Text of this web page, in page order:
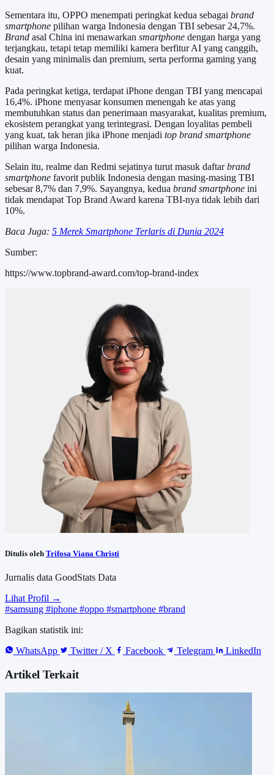
Sementara itu, OPPO menempati peringkat kedua sebagai brand
smartphone pilihan warga Indonesia dengan TBI sebesar 24,7%.
Brand asal China ini menawarkan smartphone dengan harga yang
terjangkau, tetapi tetap memiliki kamera berfitur AI yang canggih,
desain yang minimalis dan premium, serta performa gaming yang
kuat.
Pada peringkat ketiga, terdapat iPhone dengan TBI yang mencapai
16,4%. iPhone menyasar konsumen menengah ke atas yang
membutuhkan status dan penerimaan masyarakat, kualitas premium,
ekosistem perangkat yang terintegrasi. Dengan loyalitas pembeli
yang kuat, tak heran jika iPhone menjadi top brand smartphone
pilihan warga Indonesia.
Selain itu, realme dan Redmi sejatinya turut masuk daftarbrand
smartphone favorit publik Indonesia dengan masing-masing TBI
sebesar 8,7% dan 7,9%. Sayangnya, kedua brand smartphone ini
tidak mendapat Top Brand Award karena TBI-nya tidak lebih dari
10%.
Baca Juga: 5 Merek Smartphone Terlaris di Dunia 2024
Sumber:
https://www.topbrand-award.com/top-brand-index
Ditulis oleh Trifosa Viana Christi
Jurnalis data GoodStats Data
Lihat Profil →
#samsung #iphone #oppo #smartphone #brand
Bagikan statistik ini:
WhatsApp
Twitter / X Facebook Telegram LinkedIn
Artikel Terkait